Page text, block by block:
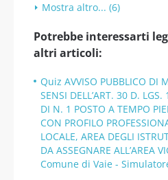
Mostra altro... (6)
Potrebbe interessarti
altri articoli:
Quiz AVVISO PUBBLICO DI
SENSI DELL’ART. 30 D.
DI N. 1 POSTO A TEMPO
CON PROFILO
LOCALE, AREA DEGLI
DA ASSEGNARE ALL’AREA
Comune di Vaie -